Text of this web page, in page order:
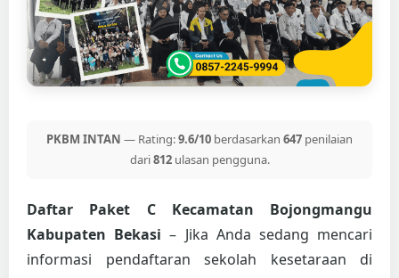
PKBM INTAN — Rating:9.6/10 berdasarkan 647 penilaian
dari812ulasan pengguna.
Daftar Paket C Kecamatan Bojongmangu
Kabupaten Bekasi – Jika Anda sedang mencari
informasi pendaftaran sekolah kesetaraan di